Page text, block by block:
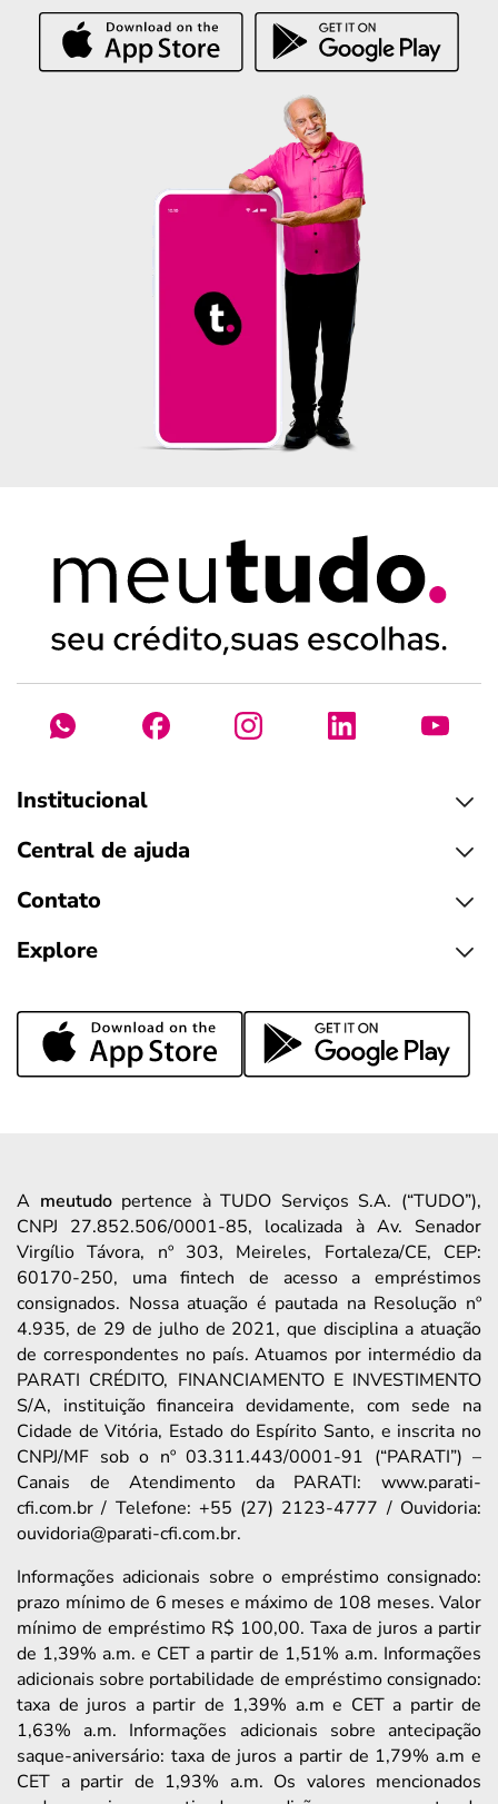
Institucional
Central de ajuda
Contato
Explore
A meutudopertence à TUDO Serviços S.A. (“TUDO”),
CNPJ 27.852.506/0001-85, localizada à Av. Senador
Virgílio Távora, nº 303, Meireles, Fortaleza/CE, CEP:
60170-250, uma fintech de acesso a empréstimos
consignados. Nossa atuação é pautada na Resolução nº
4.935, de 29 de julho de 2021, que disciplina a atuação
de correspondentes no país. Atuamos por intermédio da
PARATI CRÉDITO, FINANCIAMENTO E INVESTIMENTO
S/A, instituição financeira devidamente, com sede na
Cidade de Vitória, Estado do Espírito Santo, e inscrita no
CNPJ/MF sob o nº 03.311.443/0001-91 (“PARATI”) –
Canais de Atendimento da PARATI: www.parati-
cfi.com.br / Telefone: +55 (27) 2123-4777 / Ouvidoria:
ouvidoria@parati-cfi.com.br.
Informações adicionais sobre o empréstimo consignado:
prazo mínimo de 6 meses e máximo de 108 meses. Valor
mínimo de empréstimo R$ 100,00. Taxa de juros a partir
de 1,39% a.m. e CET a partir de 1,51% a.m. Informações
adicionais sobre portabilidade de empréstimo consignado:
taxa de juros a partir de 1,39% a.m e CET a partir de
1,63% a.m. Informações adicionais sobre antecipação
saque-aniversário: taxa de juros a partir de 1,79% a.m e
CET a partir de 1,93% a.m. Os valores mencionados